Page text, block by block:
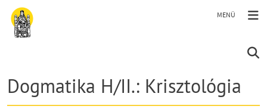
Ugrás a tartalomra
Dogmatika H/II.: Krisztológia